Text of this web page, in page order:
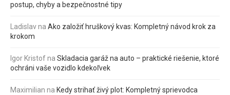
postup, chyby a bezpečnostné tipy
Ladislavna Ako založiť hruškový kvas: Kompletný návod krok za
krokom
Igor Kristofna Skladacia garáž na auto – praktické riešenie, ktoré
ochráni vaše vozidlo kdekoľvek
Maximilian na Kedy strihať živý plot: Kompletný sprievodca